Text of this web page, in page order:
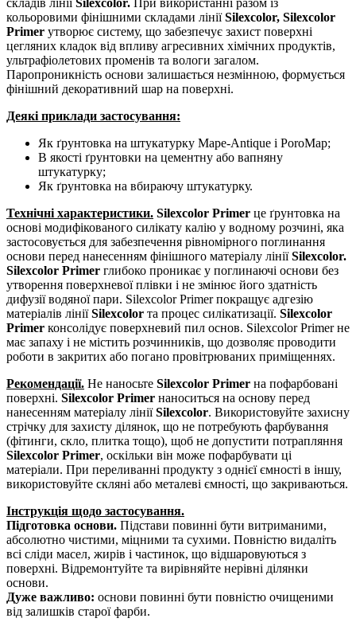
кольоровими фінішними складами лініїSilexcolor, Silexcolor
Primer утворює систему, що забезпечує захист поверхні
цегляних кладок від впливу агресивних хімічних продуктів,
ультрафіолетових променів та вологи загалом.
Паропроникність основи залишається незмінною, формується
фінішний декоративний шар на поверхні.
Деякі приклади застосування:
Як ґрунтовка на штукатурку Mape-Antique і PoroMap;
В якості ґрунтовки на цементну або вапняну
штукатурку;
Як ґрунтовка на вбираючу штукатурку.
Технічні характеристики. Silexcolor Primer це ґрунтовка на
основі модифікованого силікату калію у водному розчині, яка
застосовується для забезпечення рівномірного поглинання
основи перед нанесенням фінішного матеріалу лініїSilexcolor.
Silexcolor Primer глибоко проникає у поглинаючі основи без
утворення поверхневої плівки і не змінює його здатність
дифузії водяної пари. Silexcolor Primer покращує адгезію
матеріалів лініїSilexcolor та процес силікатизації. Silexcolor
Primer консолідує поверхневий пил основ. Silexcolor Primer не
має запаху і не містить розчинників, що дозволяє проводити
роботи в закритих або погано провітрюваних приміщеннях.
Рекомендації. Не наносьте Silexcolor Primer на пофарбовані
поверхні. Silexcolor Primer наноситься на основу перед
нанесенням матеріалу лініїSilexcolor. Використовуйте захисну
стрічку для захисту ділянок, що не потребують фарбування
(фітинги, скло, плитка тощо), щоб не допустити потрапляння
Silexcolor Primer, оскільки він може пофарбувати ці
матеріали. При переливанні продукту з однієї ємності в іншу,
використовуйте скляні або металеві ємності, що закриваються.
Інструкція щодо застосування.
Підготовка основи. Підстави повинні бути витриманими,
абсолютно чистими, міцними та сухими. Повністю видаліть
всі сліди масел, жирів і частинок, що відшаровуються з
поверхні. Відремонтуйте та вирівняйте нерівні ділянки
основи.
Дуже важливо: основи повинні бути повністю очищеними
від залишків старої фарби.